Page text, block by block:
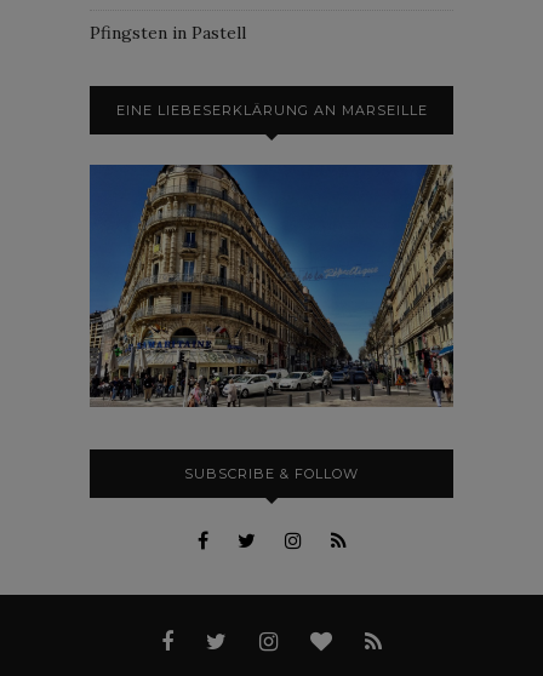
Pfingsten in Pastell
EINE LIEBESERKLÄRUNG AN MARSEILLE
SUBSCRIBE & FOLLOW